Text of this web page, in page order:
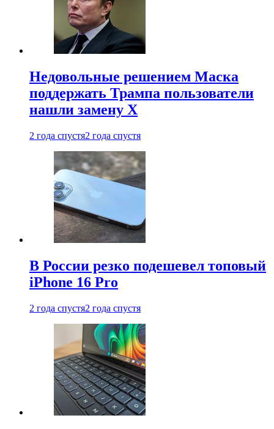
Недовольные решением Маска
поддержать Трампа пользователи
нашли замену X
2 года спустя2 года спустя
В России резко подешевел топовый
iPhone 16 Pro
2 года спустя2 года спустя